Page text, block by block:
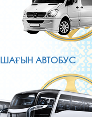
ШАҒЫН АВТОБУС